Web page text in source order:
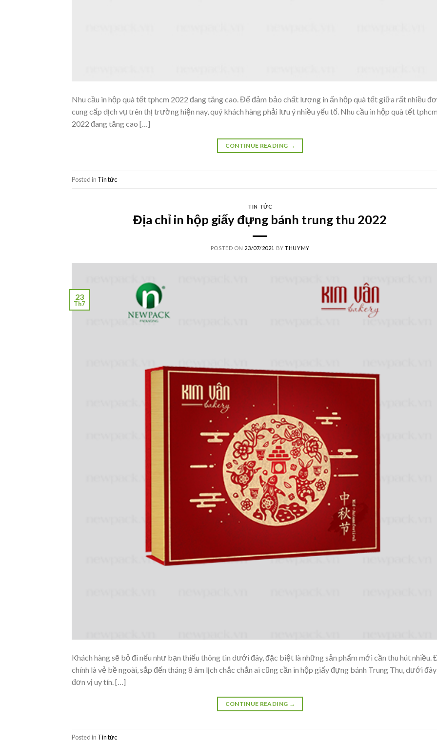
Nhu cầu in hộp quà tết tphcm 2022 đang tăng cao. Để đảm bảo chất lượng in ấn hộp quà tết giữa rất nhiều
cung cấp dịch vụ trên thị trường hiện nay, quý khách hàng phải lưu ý nhiều yếu tố. Nhu cầu in hộp quà tết
2022 đang tăng cao […]
CONTINUE READING →
Posted in Tin tức
TIN TỨC
Địa chỉ in hộp giấy đựng bánh trung thu 2022
POSTED ON 23/07/2021 BYTHUYMY
23
Th7
Khách hàng sẽ bỏ đi nếu như bạn thiếu thông tin dưới đây, đặc biệt là những sản phẩm mới cần thu hút nhiều.
chính là vẻ bề ngoài, sắp đến tháng 8 âm lịch chắc chắn ai cũng cần in hộp giấy đựng bánh Trung Thu, dưới
đơn vị uy tín. […]
CONTINUE READING →
Posted in Tin tức